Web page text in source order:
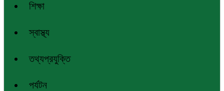
শিক্ষা
স্বাস্থ্য
তথ্যপ্রযুক্তি
পর্যটন